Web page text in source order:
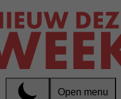
Open menu